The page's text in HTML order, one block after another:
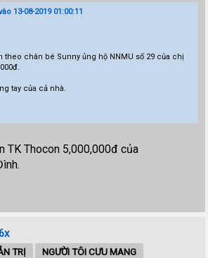
13-08-2019 01:00:11
theo chân bé Sunny ủng hộ NNMU số 29 của chị
tay của cả nhà.
TK Thocon 5,000,000đ của
TRỊ
NGƯỜI TÔI CƯU MANG